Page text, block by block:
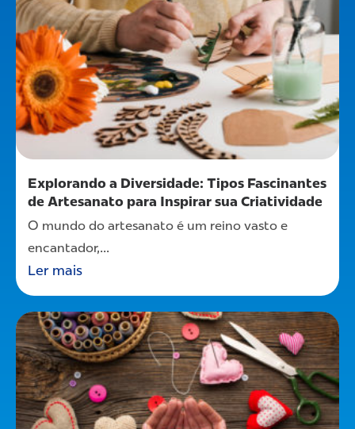
Explorando a Diversidade: Tipos Fascinantes
de Artesanato para Inspirar sua Criatividade
O mundo do artesanato é um reino vasto e
encantador,...
Ler mais